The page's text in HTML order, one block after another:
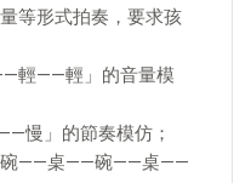
等形式拍奏，要求孩
輕——輕」的音量模
慢」的節奏模仿；
碗——桌——碗——桌——